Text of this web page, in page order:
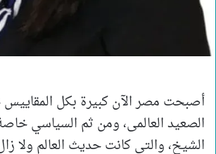
أصبحت مصر الآن كبيرة بكل
الصعيد العالمى، ومن ثم السياسي
الشيخ، والتى كانت حديث العالم ولا